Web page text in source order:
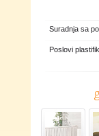
Suradnja sa
Poslovi